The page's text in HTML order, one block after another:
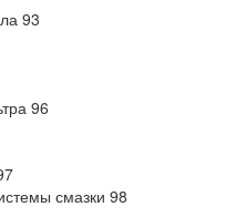
93
96
смазки 98